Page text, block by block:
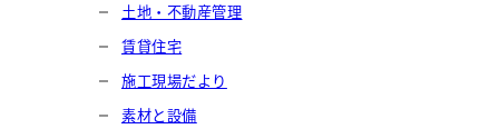
土地・不動産管理
賃貸住宅
施工現場だより
素材と設備